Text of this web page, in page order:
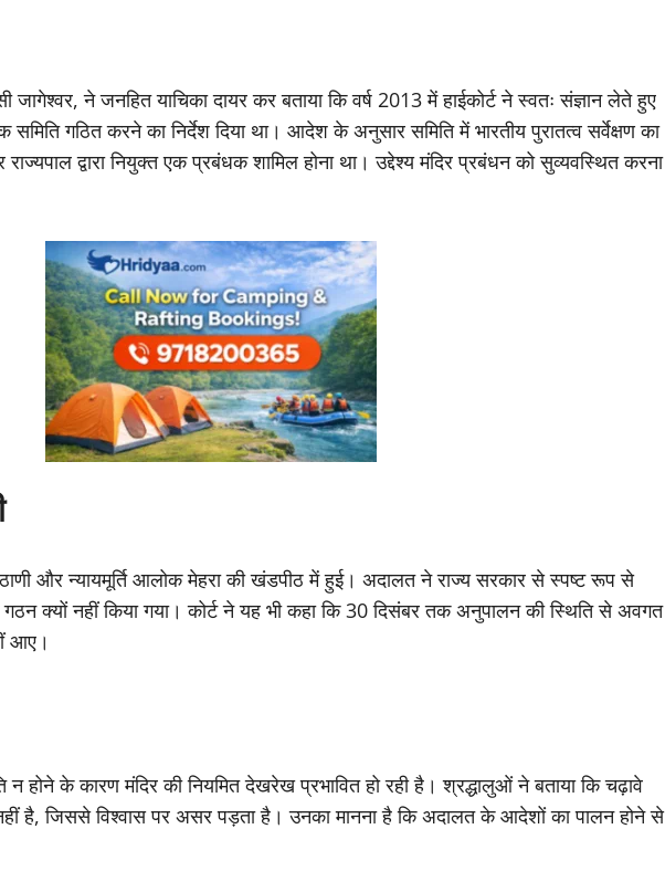
जागेश्वर, ने जनहित याचिका दायर कर बताया कि वर्ष 2013 में हाईकोर्ट ने स्वतः संज्ञान लेते हुए
गठित करने का निर्देश दिया था। आदेश के अनुसार समिति में भारतीय पुरातत्व सर्वेक्षण का
द्वारा नियुक्त एक प्रबंधक शामिल होना था। उद्देश्य मंदिर प्रबंधन को सुव्यवस्थित करना
मैठाणी और न्यायमूर्ति आलोक मेहरा की खंडपीठ में हुई। अदालत ने राज्य सरकार से स्पष्ट रूप से
गठन क्यों नहीं किया गया। कोर्ट ने यह भी कहा कि 30 दिसंबर तक अनुपालन की स्थिति से अवगत
आए।
न होने के कारण मंदिर की नियमित देखरेख प्रभावित हो रही है। श्रद्धालुओं ने बताया कि चढ़ावे
नहीं है, जिससे विश्वास पर असर पड़ता है। उनका मानना है कि अदालत के आदेशों का पालन होने से